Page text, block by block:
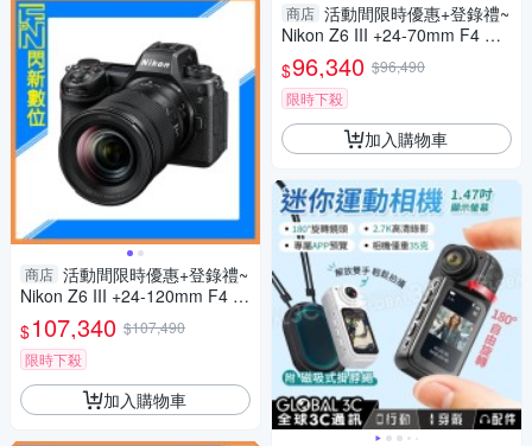
商店 活動間限時優惠+登錄禮~
Nikon Z6 III +24-120mm F4 套
組(Z6III,公司貨)
$107,340 $107,490
限時下殺
加入購物車
商店 活動間限時優惠+登錄禮~
Nikon Z6 III +24-70mm F4 套
組(Z6III,公司貨)
$96,340 $96,490
限時下殺
加入購物車